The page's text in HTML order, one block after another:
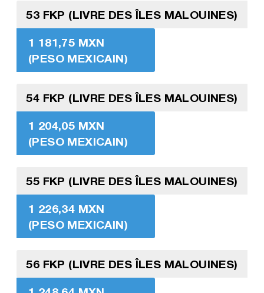
53 FKP (LIVRE DES ÎLES MALOUINES)
1 181,75 MXN
(PESO MEXICAIN)
54 FKP (LIVRE DES ÎLES MALOUINES)
1 204,05 MXN
(PESO MEXICAIN)
55 FKP (LIVRE DES ÎLES MALOUINES)
1 226,34 MXN
(PESO MEXICAIN)
56 FKP (LIVRE DES ÎLES MALOUINES)